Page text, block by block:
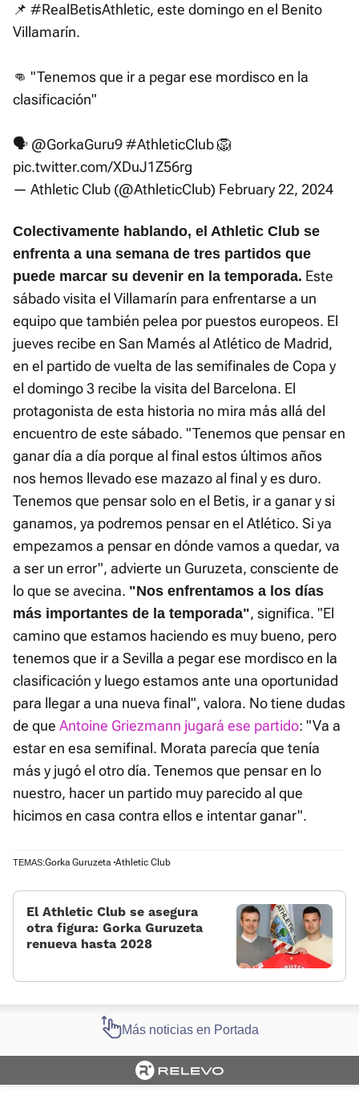
📌 #RealBetisAthletic, este domingo en el Benito
Villamarín.
👊 "Tenemos que ir a pegar ese mordisco en la
clasificación"
🗣️ @GorkaGuru9#AthleticClub🦁
pic.twitter.com/XDuJ1Z56rg
— Athletic Club (@AthleticClub) February 22, 2024
Colectivamente hablando, el Athletic Club se
enfrenta a una semana de tres partidos que
puede marcar su devenir en la temporada. Este
sábado visita el Villamarín para enfrentarse a un
equipo que también pelea por puestos europeos. El
jueves recibe en San Mamés al Atlético de Madrid,
en el partido de vuelta de las semifinales de Copa y
el domingo 3 recibe la visita del Barcelona. El
protagonista de esta historia no mira más allá del
encuentro de este sábado. "Tenemos que pensar en
ganar día a día porque al final estos últimos años
nos hemos llevado ese mazazo al final y es duro.
Tenemos que pensar solo en el Betis, ir a ganar y si
ganamos, ya podremos pensar en el Atlético. Si ya
empezamos a pensar en dónde vamos a quedar, va
a ser un error", advierte un Guruzeta, consciente de
lo que se avecina. "Nos enfrentamos a los días
más importantes de la temporada", significa. "El
camino que estamos haciendo es muy bueno, pero
tenemos que ir a Sevilla a pegar ese mordisco en la
clasificación y luego estamos ante una oportunidad
para llegar a una nueva final", valora. No tiene dudas
de que Antoine Griezmann jugará ese partido: "Va a
estar en esa semifinal. Morata parecía que tenía
más y jugó el otro día. Tenemos que pensar en lo
nuestro, hacer un partido muy parecido al que
hicimos en casa contra ellos e intentar ganar".
TEMAS:Gorka Guruzeta Athletic Club
El Athletic Club se asegura
otra figura: Gorka Guruzeta
renueva hasta 2028
Más noticias en Portada